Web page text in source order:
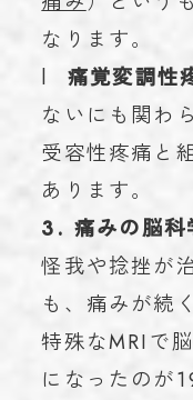
なります。
l 痛覚変調性
ないにも関わ
受容性疼痛と
あります。
3. 痛みの脳科
怪我や捻挫が
も、痛みが続
特殊なMRIで
になったのが